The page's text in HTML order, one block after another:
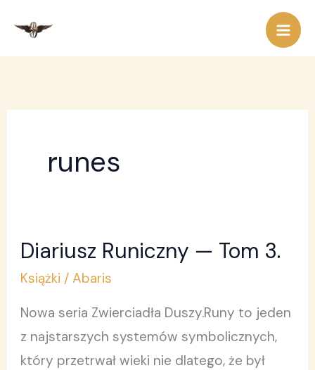
treści
runes
Diariusz Runiczny — Tom 3.
Książki /Abaris
Nowa seria Zwierciadła Duszy.Runy to jeden
z najstarszych systemów symbolicznych,
który przetrwał wieki nie dlatego, że był
Diariusz
Runiczny
Tom
3.